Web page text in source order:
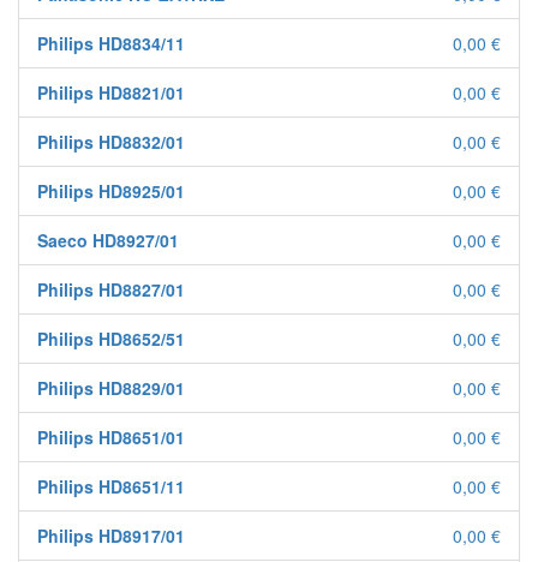
Philips HD8834/11 0,00 €
Philips HD8821/01 0,00 €
Philips HD8832/01 0,00 €
Philips HD8925/01 0,00 €
Saeco HD8927/01 0,00 €
Philips HD8827/01 0,00 €
Philips HD8652/51 0,00 €
Philips HD8829/01 0,00 €
Philips HD8651/01 0,00 €
Philips HD8651/11 0,00 €
Philips HD8917/01 0,00 €